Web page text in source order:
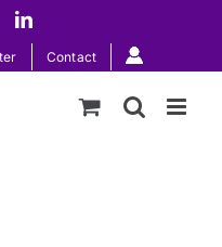
LinkedIn
Contact